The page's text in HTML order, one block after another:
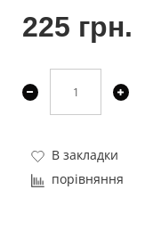
225 грн.
В закладки
порівняння